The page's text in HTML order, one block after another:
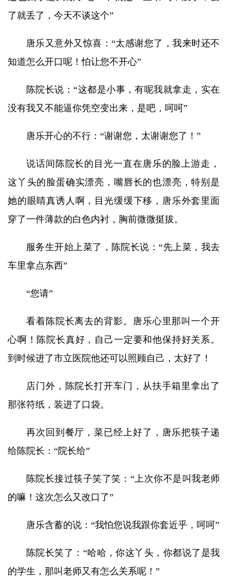
了就丢了，今天不谈这个”
唐乐又意外又惊喜：“太感谢您了，我来时还不
知道怎么开口呢！怕让您不开心”
陈院长说：“这都是小事，有呢我就拿走，实在
没有我又不能逼你凭空变出来，是吧，呵呵”
唐乐开心的不行：“谢谢您，太谢谢您了！”
说话间陈院长的目光一直在唐乐的脸上游走，
这丫头的脸蛋确实漂亮，嘴唇长的也漂亮，特别是
她的眼睛真诱人啊，目光缓缓下移，唐乐外套里面
穿了一件薄款的白色内衬，胸前微微挺拔。
服务生开始上菜了，陈院长说：“先上菜，我去
车里拿点东西”
“您请”
看着陈院长离去的背影。唐乐心里那叫一个开
心啊！陈院长真好，自己一定要和他保持好关系。
到时候进了市立医院他还可以照顾自己，太好了！
店门外，陈院长打开车门，从扶手箱里拿出了
那张符纸，装进了口袋。
再次回到餐厅，菜已经上好了，唐乐把筷子递
给陈院长：“院长给”
陈院长接过筷子笑了笑：“上次你不是叫我老师
的嘛！这次怎么又改口了”
唐乐含蓄的说：“我怕您说我跟你套近乎，呵呵”
陈院长笑了：“哈哈，你这丫头，你都说了是我
的学生，那叫老师又有怎么关系呢！”